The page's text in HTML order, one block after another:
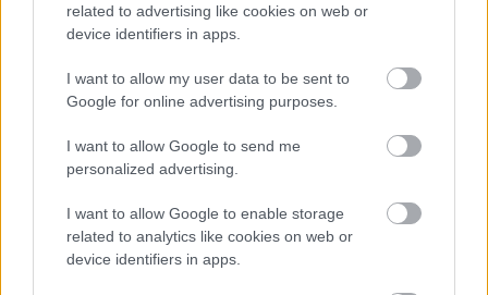
related to advertising like cookies on web or
device identifiers in apps.
I want to allow my user data to be sent to
Google for online advertising purposes.
I want to allow Google to send me
personalized advertising.
I want to allow Google to enable storage
related to analytics like cookies on web or
device identifiers in apps.
τον ιπποκόμο Νόρμαν Σκοτ. Η υπόθεση φτάνει
στην κορύφωσή της το 1979 με τον Τζέρεμι να
δικάζεται για συνομωσία και υποκίνηση σε φόνο,
για την απόπειρα εναντίον του Νόρμαν σε μια
προσπάθεια να τον ξεφορτωθεί από τη ζωή του
στο πλαίσιο της φιλοδοξίας του να γίνει
πρωθυπουργός της Μ. Βρετανίας με οποιοδήποτε
κόστος. Ο Στίβεν Φρίαρς των «Επικίνδυνων
Σχέσεων» υπογράφει μια δραματοποιημένη
τηλεοπτική μεταφορά του Σκανδάλου Τζέρεμι